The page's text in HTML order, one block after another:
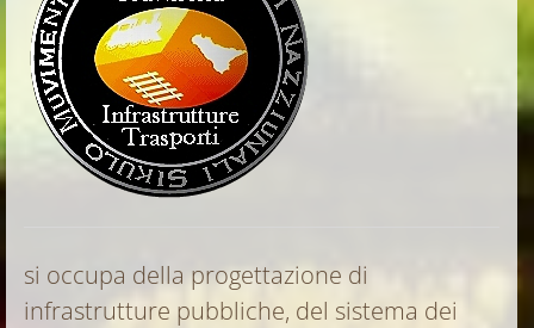
si occupa della progettazione di
infrastrutture pubbliche, del sistema dei